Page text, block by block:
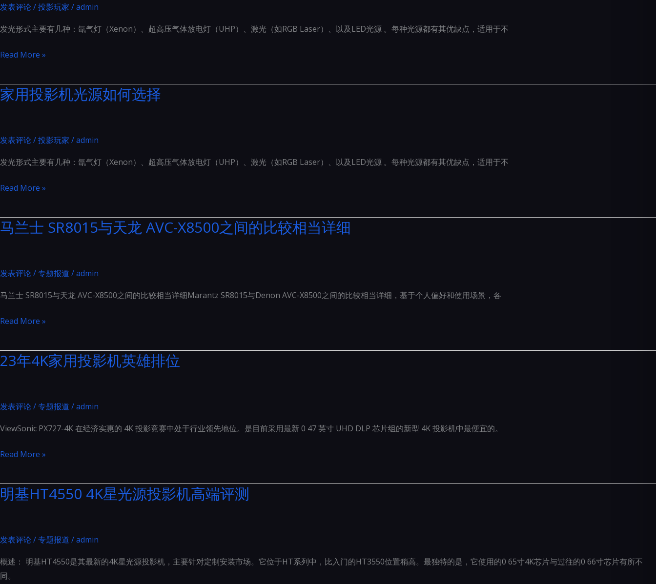
乎
想
的
处
别
一
发表评论/投影玩家 /admin
发光形式主要有几种：氙气灯（Xenon）、超高压气体放电灯（UHP）、激光（如RGB Laser）、以及LED光源 。每种光源都有其优缺点，适用于不
家
投
影
源
何
Read More »
家用投影机光源如何选择
发表评论/投影玩家 /admin
发光形式主要有几种：氙气灯（Xenon）、超高压气体放电灯（UHP）、激光（如RGB Laser）、以及LED光源 。每种光源都有其优缺点，适用于不
家
投
影
源
何
Read More »
马兰士 SR8015与天龙 AVC-X8500之间的比较相当详细
发表评论/专题报道 /admin
马兰士 SR8015与天龙 AVC-X8500之间的比较相当详细Marantz SR8015与Denon AVC-X8500之间的比较相当详细，基于个人偏好和使用场景，各
马
士
SR8015
龙
X8500
比
较
详
细
Read More »
23年4K家用投影机英雄排位
发表评论/专题报道 /admin
ViewSonic PX727-4K 在经济实惠的 4K 投影竞赛中处于行业领先地位。是目前采用最新 0 47 英寸 UHD DLP 芯片组的新型 4K 投影机中最便宜的。
23
4K
家
影
英
雄
Read More »
明基HT4550 4K星光源投影机高端评测
发表评论/专题报道 /admin
概述： 明基HT4550是其最新的4K星光源投影机，主要针对定制安装市场。它位于HT系列中，比入门的HT3550位置稍高。最独特的是，它使用的0 65寸4K芯片与过往的0 66寸芯片有所不
同。